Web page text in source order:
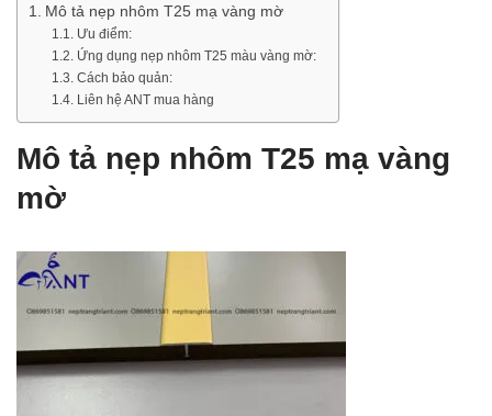
Mô tả nẹp nhôm T25 mạ vàng mờ
Ưu điểm:
Ứng dụng nẹp nhôm T25 màu vàng mờ:
Cách bảo quản:
Liên hệ ANT mua hàng
Mô tả nẹp nhôm T25 mạ vàng
mờ